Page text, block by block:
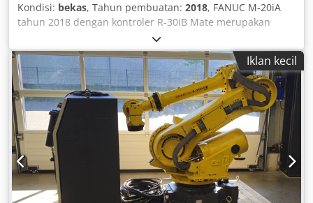
Kondisi: bekas, Tahun pembuatan: 2018, FANUC M-20iA
tahun 2018 dengan kontroler R-30iB Mate merupakan
robot industri 6-sumbu dengan kapasitas beban
menengah, biasanya digunakan untuk tending mesin,
penanganan material, bongkar/muat, dispensing, dan
otomasi umum. Pada tahun 2018, robot ini umumnya
dipasangkan dengan kabinet kontroler R-30iB Mate yang
ringkas. Spesifikasi utama: Model robot: M-20iA (robot
artikulasi 6-sumbu) Kontroler: R-30iB Mate (versi kabinet
ringkas) Kapasitas beban: 20 kg Jangkauan: 1811 mm
(sekitar 71 inci) Codpfx Aszazg Dsk Toha Repeatability:
±0,08 mm Massa robot: ~250 kg Opsi pemasangan: lantai,
atap/terbalik, atau pemasangan miring.
Iklan kecil